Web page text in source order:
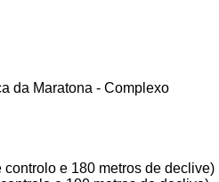
da Maratona - Complexo
controlo e 180 metros de declive)